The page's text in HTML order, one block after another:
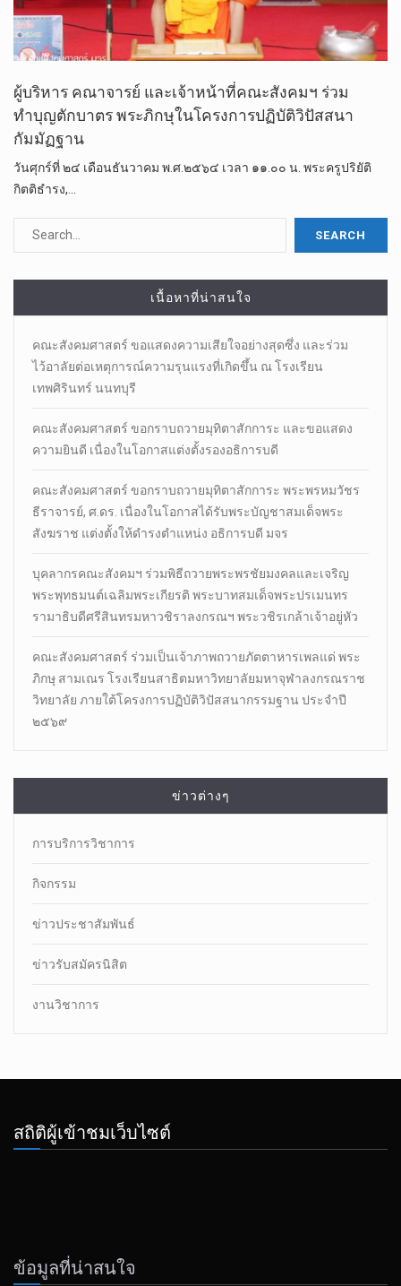
ผู้บริหาร คณาจารย์ และเจ้าหน้าที่คณะสังคมฯ ร่วม
ทำบุญตักบาตร พระภิกษุในโครงการปฏิบัติวิปัสสนา
กัมมัฏฐาน
วันศุกร์ที่ ๒๔ เดือนธันวาคม พ.ศ.๒๕๖๔ เวลา ๑๑.๐๐ น. พระครูปริยัติ
กิตติธำรง,…
เนื้อหาที่น่าสนใจ
คณะสังคมศาสตร์ ขอแสดงความเสียใจอย่างสุดซึ่ง และร่วม
ไว้อาลัยต่อเหตุการณ์ความรุนแรงที่เกิดขึ้น ณ โรงเรียน
เทพศิรินทร์ นนทบุรี
คณะสังคมศาสตร์ ขอกราบถวายมุทิตาสักการะ และขอแสดง
ความยินดี เนื่องในโอกาสแต่งตั้งรองอธิการบดี
คณะสังคมศาสตร์ ขอกราบถวายมุทิตาสักการะ พระพรหมวัชร
ธีราจารย์, ศ.ดร. เนื่องในโอกาสได้รับพระบัญชาสมเด็จพระ
สังฆราช แต่งตั้งให้ดำรงตำแหน่ง อธิการบดี มจร
บุคลากรคณะสังคมฯ ร่วมพิธีถวายพระพรชัยมงคลและเจริญ
พระพุทธมนต์เฉลิมพระเกียรติ พระบาทสมเด็จพระปรเมนทร
รามาธิบดีศรีสินทรมหาวชิราลงกรณฯ พระวชิรเกล้าเจ้าอยู่หัว
คณะสังคมศาสตร์ ร่วมเป็นเจ้าภาพถวายภัตตาหารเพลแด่ พระ
ภิกษุ สามเณร โรงเรียนสาธิตมหาวิทยาลัยมหาจุฬาลงกรณราช
วิทยาลัย ภายใต้โครงการปฏิบัติวิปัสสนากรรมฐาน ประจำปี
๒๕๖๙
ข่าวต่างๆ
การบริการวิชาการ
กิจกรรม
ข่าวประชาสัมพันธ์
ข่าวรับสมัครนิสิต
งานวิชาการ
สถิติผู้เข้าชมเว็บไซต์
ข้อมูลที่น่าสนใจ